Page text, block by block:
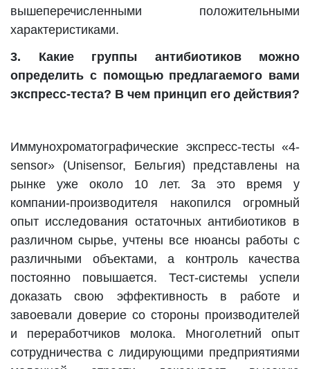
вышеперечисленными положительными
характеристиками.
3. Какие группы антибиотиков можно
определить с помощью предлагаемого вами
экспресс-теста? В чем принцип его действия?
Иммунохроматографические экспресс-тесты «4-
sensor» (Unisensor, Бельгия) представлены на
рынке уже около 10 лет. За это время у
компании-производителя накопился огромный
опыт исследования остаточных антибиотиков в
различном сырье, учтены все нюансы работы с
различными объектами, а контроль качества
постоянно повышается. Тест-системы успели
доказать свою эффективность в работе и
завоевали доверие со стороны производителей
и переработчиков молока. Многолетний опыт
сотрудничества с лидирующими предприятиями